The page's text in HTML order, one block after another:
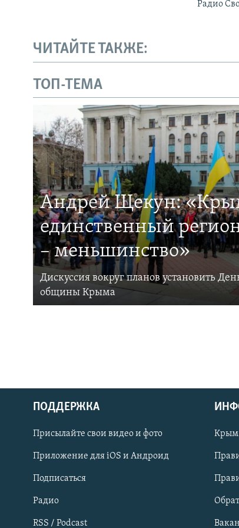
Українською
Qırımtatar
ПРИСОЕДИНЯЙТЕСЬ!
Радио
ЧИТАЙТЕ ТАКЖЕ:
ТОП-ТЕМА
Андрей Щекун:
единственный
– меньшинство»
Дискуссия вокруг планов установить
общины Крыма
ПОДДЕРЖКА
Присылайте свои видео и фото
Приложение для iOS и Андроид
Подписаться
Радио
RSS / Podcast